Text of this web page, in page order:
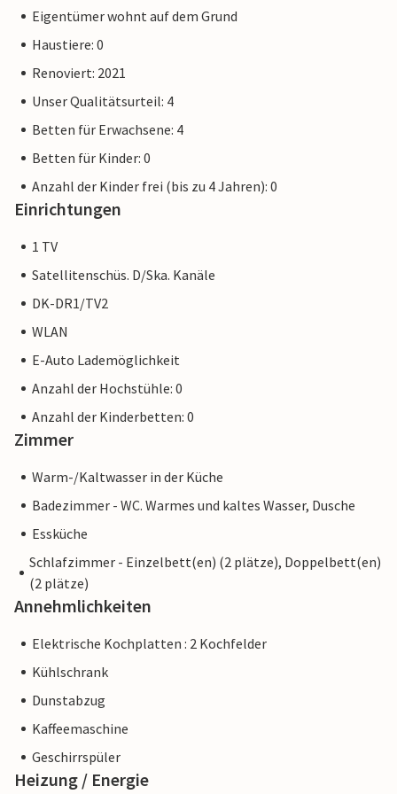
Eigentümer wohnt auf dem Grund
Haustiere: 0
Renoviert: 2021
Unser Qualitätsurteil: 4
Betten für Erwachsene: 4
Betten für Kinder: 0
Anzahl der Kinder frei (bis zu 4 Jahren): 0
Einrichtungen
1 TV
Satellitenschüs. D/Ska. Kanäle
DK-DR1/TV2
WLAN
E-Auto Lademöglichkeit
Anzahl der Hochstühle: 0
Anzahl der Kinderbetten: 0
Zimmer
Warm-/Kaltwasser in der Küche
Badezimmer - WC. Warmes und kaltes Wasser, Dusche
Essküche
Schlafzimmer - Einzelbett(en) (2 plätze), Doppelbett(en)
(2 plätze)
Annehmlichkeiten
Elektrische Kochplatten : 2 Kochfelder
Kühlschrank
Dunstabzug
Kaffeemaschine
Geschirrspüler
Heizung / Energie